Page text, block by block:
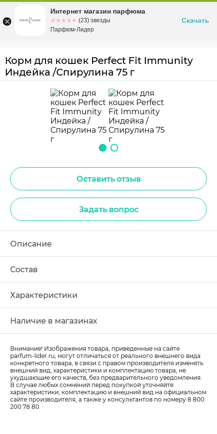
Омскул. Заозерная, 11, к. 1
Корм для кошек Perfect Fit Immunity
Индейка /Спирулина 75 г
Оставить отзыв
Задать вопрос
Описание
Состав
Характеристики
Наличие в магазинах
Внимание! Изображения товара, приведенные на сайте
parfum-lider.ru, могут отличаться от реального внешнего вида
конкретного товара, в связи с правом производителя изменять
внешний вид, характеристики и комплектацию товара, не
ухудшающие его качеств, без предварительного уведомления.
В случае любых сомнений перед покупкой уточняйте
характеристики, комплектацию и внешний вид на официальном
сайте производителя, а также у консультантов по номеру 8 800
200 78 80.
Интернет магазин парфюма
☆☆☆☆☆
★★★★★ (23) звезды
Парфюм-Лидер
Скачать